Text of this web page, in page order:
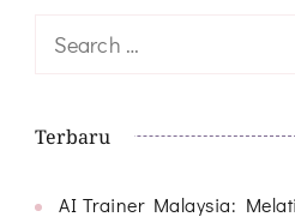
Search
Terbaru
AI Trainer Malaysia: